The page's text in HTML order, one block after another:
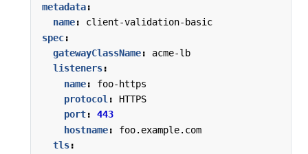
metadata:
name:
client-validation-basic
spec:
gatewayClassName:
acme-lb
listeners:
name:
foo-https
protocol :
HTTPS
port:
443
hostname:
foo.example.com
tls: